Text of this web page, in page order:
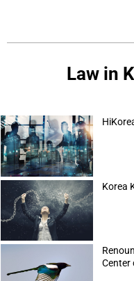
Law in
Korea
Center